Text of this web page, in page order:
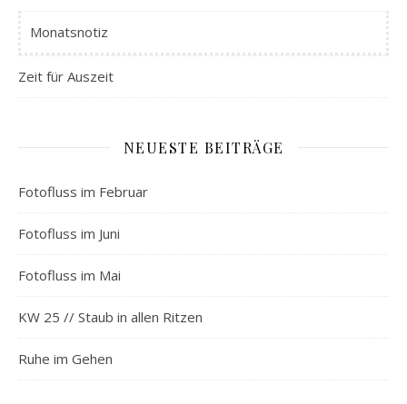
Monatsnotiz
Zeit für Auszeit
NEUESTE BEITRÄGE
Fotofluss im Februar
Fotofluss im Juni
Fotofluss im Mai
KW 25 // Staub in allen Ritzen
Ruhe im Gehen